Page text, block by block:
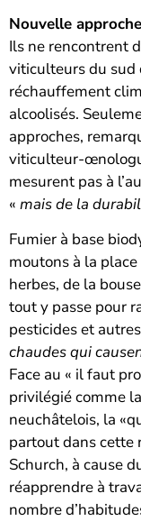
Nouvelle approche
Ils ne rencontrent
viticulteurs du sud
réchauffement
alcoolisés.
approches,
viticulteur-
mesurent pas à
« mais de la
Fumier à base
moutons à la
herbes, de la
tout y passe pour
pesticides et
chaudes qui
Face au « il faut
privilégié comme
neuchâtelois, la
partout dans cette
Schurch, à cause
réapprendre à
nombre